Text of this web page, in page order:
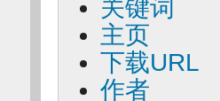
关键词
主页
下载URL
作者